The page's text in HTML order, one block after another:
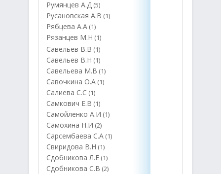
Румянцев А.Д (5)
Русановская А.В (1)
Рябцева А.А (1)
Рязанцев М.Н (1)
Савельев В.В (1)
Савельев В.Н (1)
Савельева М.В (1)
Савочкина О.А (1)
Салиева С.С (1)
Самкович Е.В (1)
Самойленко А.И (1)
Самохина Н.И (2)
Сарсембаева С.А (1)
Свиридова В.Н (1)
Сдобникова Л.Е (1)
Сдобникова С.В (2)